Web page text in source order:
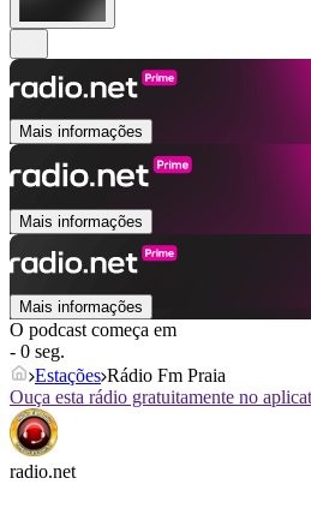
Mais informações
Mais informações
Mais informações
O podcast começa em
- 0 seg.
Estações Rádio Fm Praia
Ouça esta rádio gratuitamente no
radio.net